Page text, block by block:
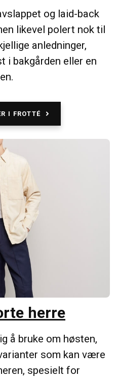
og laid-back
likevel polert nok til
anledninger,
i bakgården eller en
I FROTTÉ
herre
å bruke om høsten,
som kan være
spesielt for